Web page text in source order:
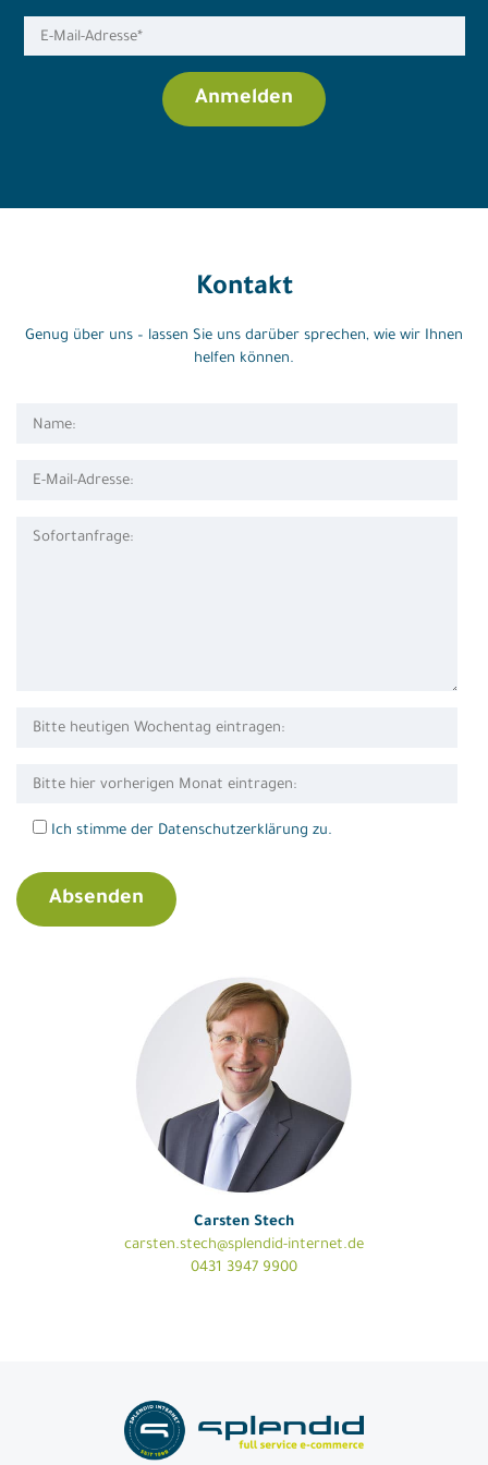
Kontakt
Genug über uns – lassen Sie uns darüber sprechen, wie wir Ihnen
helfen können.
Ich stimme der Datenschutzerklärung zu.
Carsten Stech
carsten.stech@splendid-internet.de
0431 3947 9900